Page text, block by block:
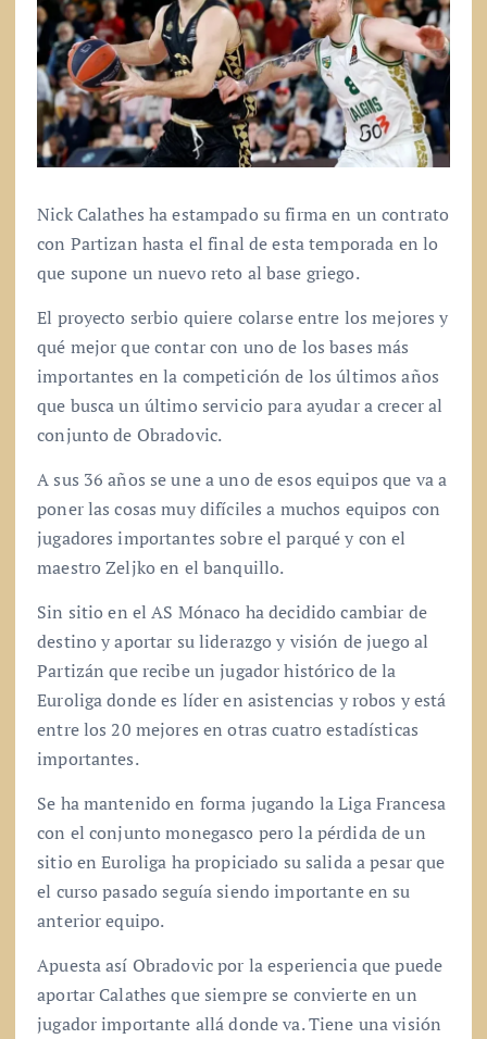
Nick Calathes ha estampado su firma en un contrato
con Partizan hasta el final de esta temporada en lo
que supone un nuevo reto al base griego.
El proyecto serbio quiere colarse entre los mejores y
qué mejor que contar con uno de los bases más
importantes en la competición de los últimos años
que busca un último servicio para ayudar a crecer al
conjunto de Obradovic.
A sus 36 años se une a uno de esos equipos que va a
poner las cosas muy difíciles a muchos equipos con
jugadores importantes sobre el parqué y con el
maestro Zeljko en el banquillo.
Sin sitio en el AS Mónaco ha decidido cambiar de
destino y aportar su liderazgo y visión de juego al
Partizán que recibe un jugador histórico de la
Euroliga donde es líder en asistencias y robos y está
entre los 20 mejores en otras cuatro estadísticas
importantes.
Se ha mantenido en forma jugando la Liga Francesa
con el conjunto monegasco pero la pérdida de un
sitio en Euroliga ha propiciado su salida a pesar que
el curso pasado seguía siendo importante en su
anterior equipo.
Apuesta así Obradovic por la esperiencia que puede
aportar Calathes que siempre se convierte en un
jugador importante allá donde va. Tiene una visión